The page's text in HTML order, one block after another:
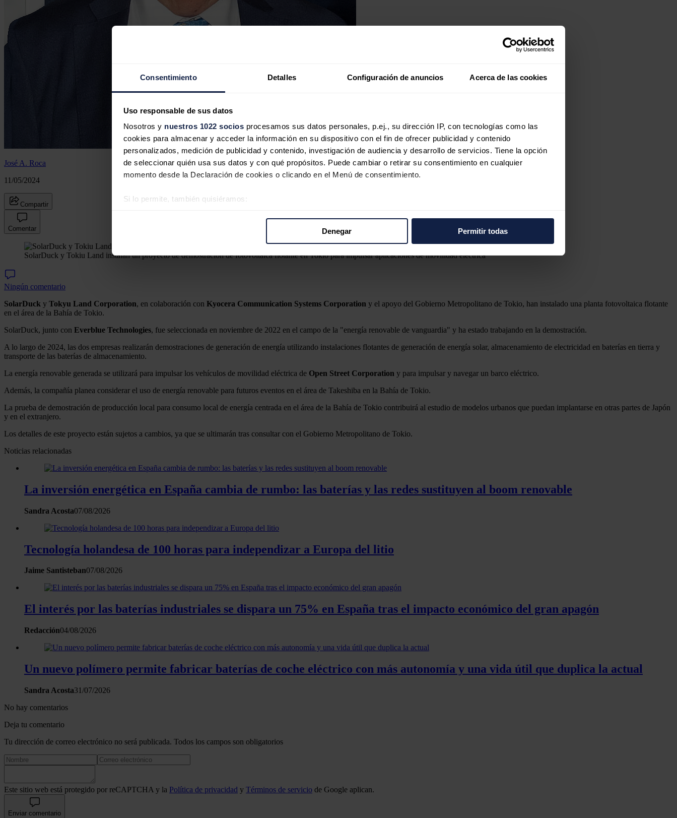
Consentimiento Detalles Configuración de anuncios Acerca de las cookies
Uso responsable de sus datos
Nosotros y nuestros 1022 socios procesamos sus datos personales, p.ej., su dirección IP, con tecnologías como las
cookies para almacenar y acceder la información en su dispositivo con el fin de ofrecer publicidad y contenido
personalizados, medición de publicidad y contenido, investigación de audiencia y desarrollo de servicios. Tiene la opción
de seleccionar quién usa sus datos y con qué propósitos. Puede cambiar o retirar su consentimiento en cualquier
momento desde la Declaración de cookies o clicando en el Menú de consentimiento.
Si lo permite, también quisiéramos:
redes sociales, publicidad y análisis web, quienes pueden combinarla con otra información que les haya proporcionado o
Denegar Permitir todas
José A. Roca
11/05/2024
Compartir
Comentar
SolarDuck y Tokiu Land instalan un proyecto de demostración de fotovoltaica flotante en Tokio para impulsar aplicaciones de movilidad eléctrica
Ningún comentario
SolarDuck y Tokyu Land Corporation, en colaboración con Kyocera Communication Systems Corporation y el apoyo del Gobierno Metropolitano de Tokio, han instalado una planta fotovoltaica flotante
en el área de la Bahía de Tokio.
SolarDuck, junto con Everblue Technologies, fue seleccionada en noviembre de 2022 en el campo de la "energía renovable de vanguardia" y ha estado trabajando en la demostración.
A lo largo de 2024, las dos empresas realizarán demostraciones de generación de energía utilizando instalaciones flotantes de generación de energía solar, almacenamiento de electricidad en baterías en tierra y
transporte de las baterías de almacenamiento.
La energía renovable generada se utilizará para impulsar los vehículos de movilidad eléctrica de Open Street Corporation y para impulsar y navegar un barco eléctrico.
Además, la compañía planea considerar el uso de energía renovable para futuros eventos en el área de Takeshiba en la Bahía de Tokio.
La prueba de demostración de producción local para consumo local de energía centrada en el área de la Bahía de Tokio contribuirá al estudio de modelos urbanos que puedan implantarse en otras partes de Japón
y en el extranjero.
Los detalles de este proyecto están sujetos a cambios, ya que se ultimarán tras consultar con el Gobierno Metropolitano de Tokio.
Noticias relacionadas
La inversión energética en España cambia de rumbo: las baterías y las redes sustituyen al boom renovable
Sandra Acosta07/08/2026
Tecnología holandesa de 100 horas para independizar a Europa del litio
Jaime Santisteban07/08/2026
El interés por las baterías industriales se dispara un 75% en España tras el impacto económico del gran apagón
Redacción04/08/2026
Un nuevo polímero permite fabricar baterías de coche eléctrico con más autonomía y una vida útil que duplica la actual
Sandra Acosta31/07/2026
No hay comentarios
Deja tu comentario
Tu dirección de correo electrónico no será publicada. Todos los campos son obligatorios
Este sitio web está protegido por reCAPTCHA y la Política de privacidad y Términos de servicio de Google aplican.
Enviar comentario